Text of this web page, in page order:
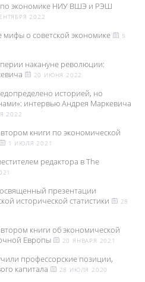
экономике НИУ ВШЭ и РЭШ
2022
о советской экономике
5
накануне революции:
20 ИЮНЯ 2022
историей, но
интервью Андрея Маркевича
2022
книги по экономической
1 ИЮЛЯ 2021
редактора в The
презентации
исторической статистики
28
книги об экономической
Европы
20 ЯНВАРЯ 2021
профессорские позиции,
капитала
28 ИЮЛЯ 2020